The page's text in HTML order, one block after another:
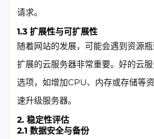
请求。
1.3 扩展性与可扩展性
随着网站的发展，可能会遇到资源
扩展的云服务器非常重要。好的云
选项，如增加CPU、内存或存储等
速升级服务器。
2. 稳定性评估
2.1 数据安全与备份